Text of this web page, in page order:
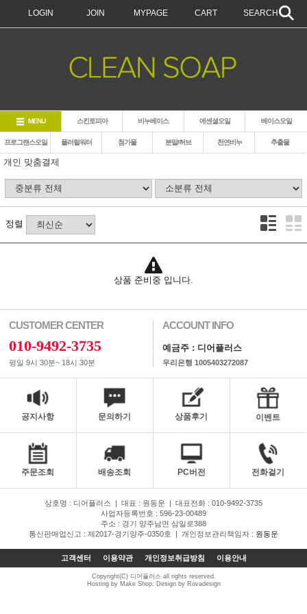
LOGIN JOIN MYPAGE CART SEARCH
MENU 스킨토피아 비누베이스 에센셜오일 베이스오일
프로그랜스오일 플러럴워터 첨가물 분말/허브 천연비누 추출물
개인 맞춤결제
정렬
상품 준비중 입니다.
CUSTOMER CENTER
010-9492-3735
평일 9시 30분~ 18시 30분
ACCOUNT INFO
예금주 : 디어플러스
우리은행 1005403272087
공지사항 문의하기 상품후기 이벤트
주문조회 배송조회 PC버전 전화걸기
상호명 : 디어플러스 | 대표 : 원동운 | 대표전화 : 010-9492-3735
사업자등록번호 : 596-23-00489
주소 : 경기 양주남면 삼일로388
통신판매업신고 : 제2017-경기양주-0350호 | 개인정보관리책임자 : 원동운
고객센터 이용약관 개인정보취급방침 이용안내
Copyright(C) 디어플러스 all rights reserved.
Hosting by Make Shop. Design by Rovadesign